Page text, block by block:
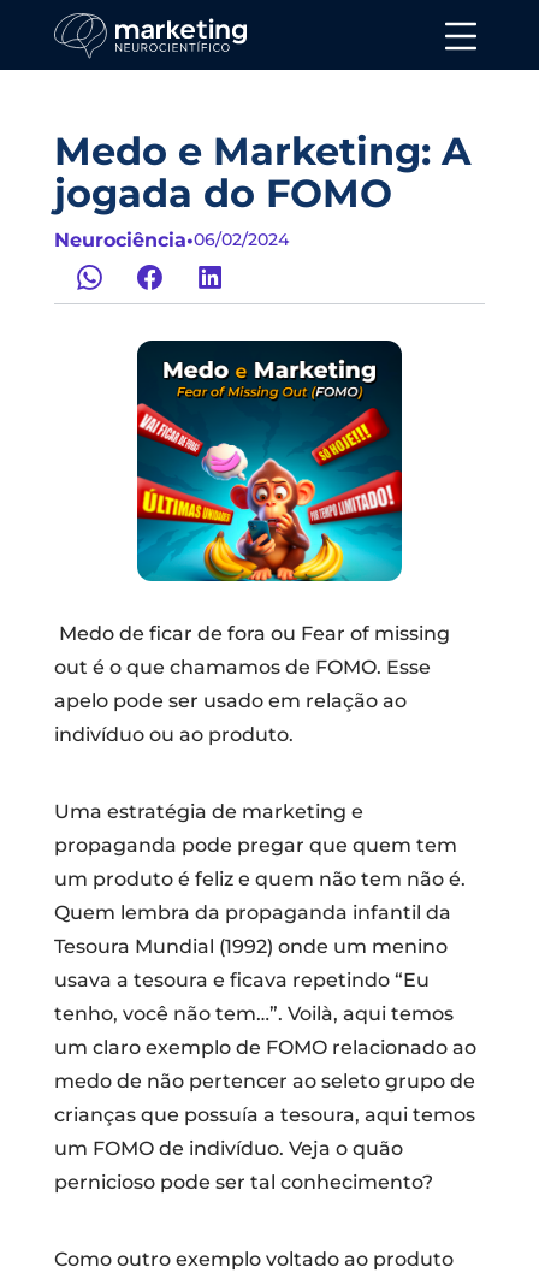
Medo e Marketing: A
jogada do FOMO
Neurociência•06/02/2024
Medo de ficar de fora ou Fear of missing
out é o que chamamos de FOMO. Esse
apelo pode ser usado em relação ao
indivíduo ou ao produto.
Uma estratégia de marketing e
propaganda pode pregar que quem tem
um produto é feliz e quem não tem não é.
Quem lembra da propaganda infantil da
Tesoura Mundial (1992) onde um menino
usava a tesoura e ficava repetindo “Eu
tenho, você não tem…”. Voilà, aqui temos
um claro exemplo de FOMO relacionado ao
medo de não pertencer ao seleto grupo de
crianças que possuía a tesoura, aqui temos
um FOMO de indivíduo. Veja o quão
pernicioso pode ser tal conhecimento?
Como outro exemplo voltado ao produto